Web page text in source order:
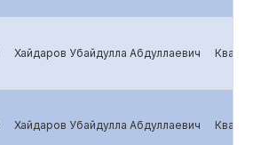
Хайдаров Убайдулла Абдуллаевич
Хайдаров Убайдулла Абдуллаевич